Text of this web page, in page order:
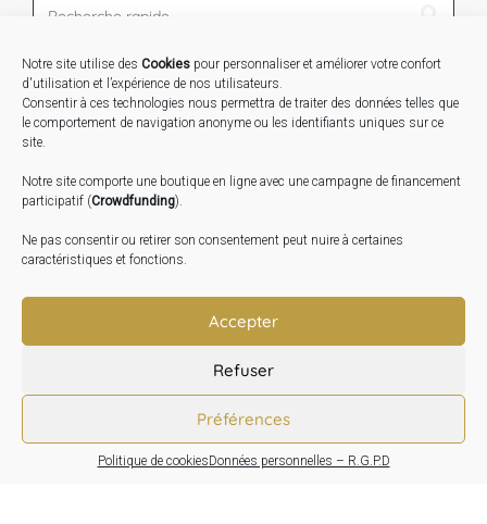
Notre site utilise des Cookies pour personnaliser et améliorer votre confort
d'utilisation et l’expérience de nos utilisateurs.
Consentir à ces technologies nous permettra de traiter des données telles que
le comportement de navigation anonyme ou les identifiants uniques sur ce
site.
Notre site comporte une boutique en ligne avec une campagne de financement
participatif (Crowdfunding).
Ne pas consentir ou retirer son consentement peut nuire à certaines
caractéristiques et fonctions.
Accepter
Refuser
Préférences
Politique de cookiesDonnées personnelles – R.G.P.D
STAGES …
Expo « Mesures de lumière » du 19 Sept au 29 Nov.
Inauguration de la Grange : Le 17 Oct. 2026
Atelier Image : L’art au service de la santé mentale –
10 Oct. 2026